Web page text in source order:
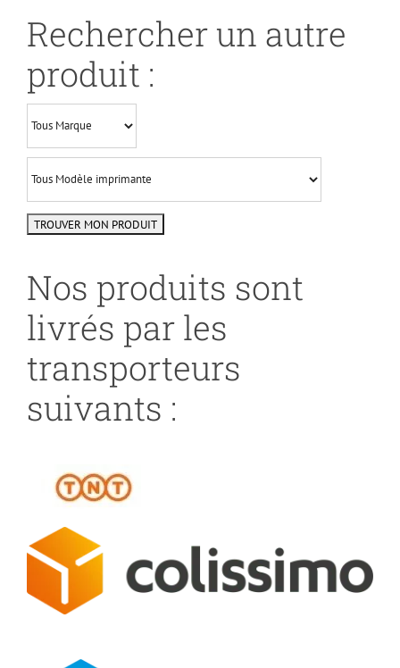
Rechercher un autre
produit :
Nos produits sont
livrés par les
transporteurs
suivants :